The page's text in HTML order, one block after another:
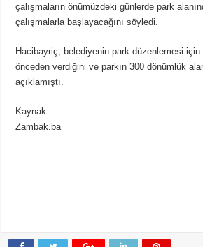
çalışmaların önümüzdeki günlerde park
çalışmalarla başlayacağını söyledi.
Hacibayriç, belediyenin park düzenlemesi
önceden verdiğini ve parkın 300 dönümlük
açıklamıştı.
Kaynak:
Zambak.ba